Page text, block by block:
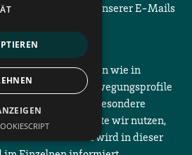
oder beim Öffnen unserer E-Mails
wir?
die gleichen Angaben wie in
Zudem können Bewegungsprofile
werden. Insbesondere
Dritte, deren Dienste wir nutzen,
von Dritten wird in dieser